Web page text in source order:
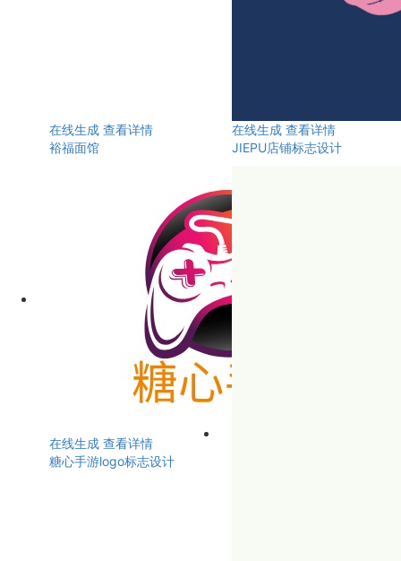
在线生成 查看详情
裕福面馆
在线生成 查看详情
JIEPU店铺标志设计
在线生成 查看详情
糖心手游logo标志设计